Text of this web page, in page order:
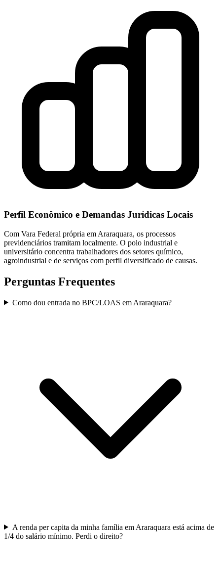
Perfil Econômico e Demandas Jurídicas Locais
Com Vara Federal própria em Araraquara, os processos
previdenciários tramitam localmente. O polo industrial e
universitário concentra trabalhadores dos setores químico,
agroindustrial e de serviços com perfil diversificado de causas.
Perguntas Frequentes
Como dou entrada no BPC/LOAS em Araraquara?
A renda per capita da minha família em Araraquara está acima de
1/4 do salário mínimo. Perdi o direito?